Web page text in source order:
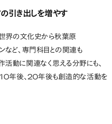
引き出しを増やす
世界の文化史から秋葉原
など、専門科目との関連も
活動に関連なく思える分野にも、
10年後、20年後も創造的な活動を